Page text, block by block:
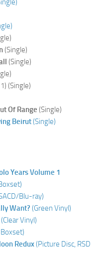
(Single)
(Single)
(Single)
Of Range (Single)
Beirut(Single)
Years Volume 1
Blu-ray)
Want? (Green Vinyl)
(Clear Vinyl)
Redux(Picture Disc, RSD